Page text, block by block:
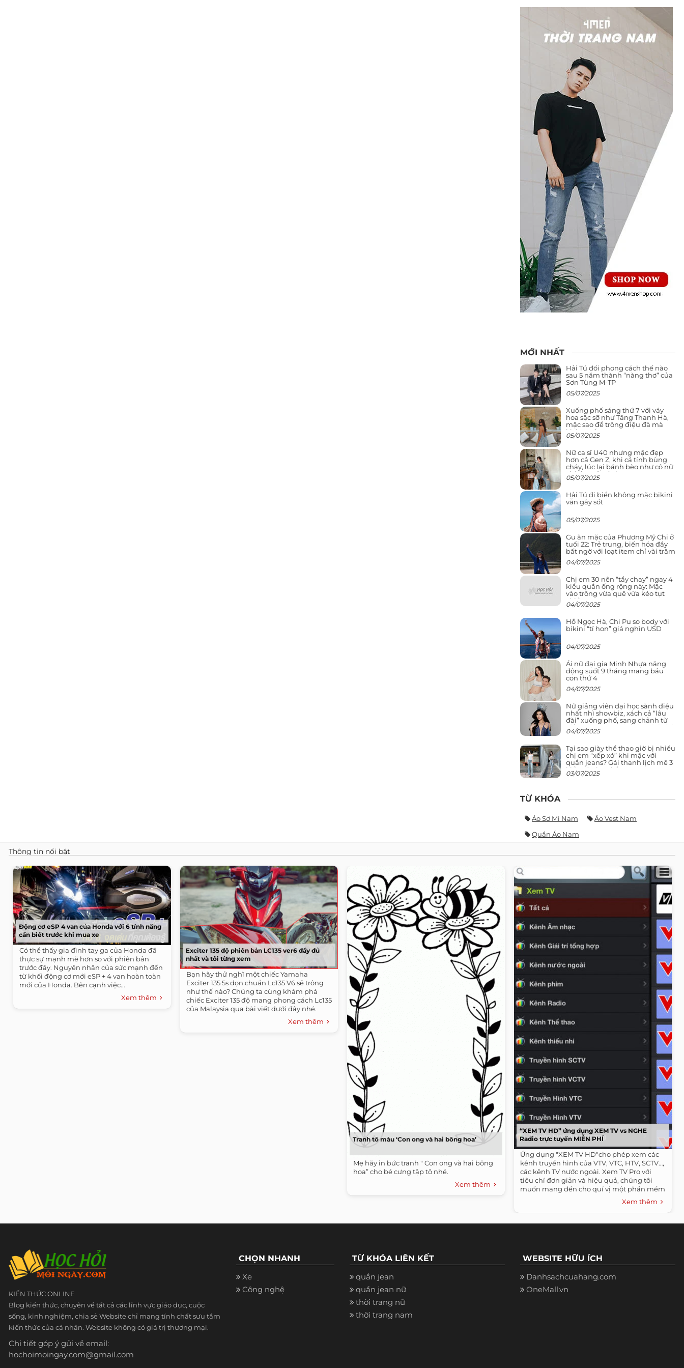
MỚI NHẤT
Hải Tú đổi phong cách thế nào
sau 5 năm thành “nàng thơ” của
Sơn Tùng M-TP
05/07/2025
Xuống phố sáng thứ 7 với váy
hoa sặc sỡ như Tăng Thanh Hà,
mặc sao để trông điệu đà mà
không sến
05/07/2025
Nữ ca sĩ U40 nhưng mặc đẹp
hơn cả Gen Z, khi cá tính bùng
cháy, lúc lại bánh bèo như cô nữ
chính ngôn tình
05/07/2025
Hải Tú đi biển không mặc bikini
vẫn gây sốt
05/07/2025
Gu ăn mặc của Phương Mỹ Chi ở
tuổi 22: Trẻ trung, biến hóa đầy
bất ngờ với loạt item chỉ vài trăm
nghìn đã mua được
04/07/2025
Chị em 30 nên “tẩy chay” ngay 4
kiểu quần ống rộng này: Mặc
vào trông vừa quê vừa kéo tụt
chiều cao
04/07/2025
Hồ Ngọc Hà, Chi Pu so body với
bikini “tí hon” giá nghìn USD
04/07/2025
Ái nữ đại gia Minh Nhựa năng
động suốt 9 tháng mang bầu
con thứ 4
04/07/2025
Nữ giảng viên đại học sành điệu
nhất nhì showbiz, xách cả “lâu
đài” xuống phố, sang chảnh từ
giảng đường ra phố khó ai đọ lại
04/07/2025
Tại sao giày thể thao giờ bị nhiều
chị em “xếp xó” khi mặc với
quần jeans? Gái thanh lịch mê 3
kiểu này hơn hẳn
03/07/2025
TỪ KHÓA
Áo Sơ Mi Nam
Áo Vest Nam
Quần Áo Nam
Thông tin nổi bật
Động cơ eSP 4 van của Honda với 6 tính năng
cần biết trước khi mua xe
Có thể thấy gia đình tay ga của Honda đã
thực sự mạnh mẽ hơn so với phiên bản
trước đây. Nguyên nhân của sức mạnh đến
từ khối động cơ mới eSP + 4 van hoàn toàn
mới của Honda. Bên cạnh việc...
Xem thêm
Exciter 135 độ phiên bản LC135 ver6 đầy đủ
nhất và tôi từng xem
Bạn hãy thử nghĩ một chiếc Yamaha
Exciter 135 5s dọn chuẩn Lc135 V6 sẽ trông
như thế nào? Chúng ta cùng khám phá
chiếc Exciter 135 độ mang phong cách Lc135
của Malaysia qua bài viết dưới đây nhé.
Xem thêm
Tranh tô màu ‘Con ong và hai bông hoa’
Mẹ hãy in bức tranh " Con ong và hai bông
hoa” cho bé cưng tập tô nhé.
Xem thêm
“XEM TV HD” ứng dụng XEM TV vs NGHE
Radio trực tuyến MIỄN PHÍ
Ứng dụng "XEM TV HD"cho phép xem các
kênh truyền hình của VTV, VTC, HTV, SCTV…,
các kênh TV nước ngoài. Xem TV Pro với
tiêu chí đơn giản và hiệu quả, chúng tôi
muốn mang đến cho quí vị một phần mềm
Xem thêm
KIẾN THỨC ONLINE
Blog kiến thức, chuyên về tất cả các lĩnh vực giáo dục, cuộc
sống, kinh nghiệm, chia sẻ Website chỉ mang tính chất sưu tầm
kiến thức của cá nhân. Website không có giá trị thương mại.
Chi tiết góp ý gửi về email:
hochoimoingay.com@gmail.com
CHỌN NHANH
Xe
Công nghệ
TỪ KHÓA LIÊN KẾT
quần jean
quần jean nữ
thời trang nữ
thời trang nam
WEBSITE HỮU ÍCH
Danhsachcuahang.com
OneMall.vn